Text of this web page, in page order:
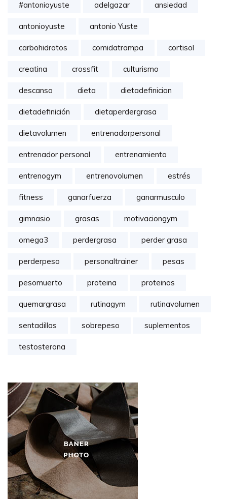
#antonioyuste adelgazar ansiedad
antonioyuste antonio Yuste
carbohidratos comidatrampa cortisol
creatina crossfit culturismo
descanso dieta dietadefinicion
dietadefinición dietaperdergrasa
dietavolumen entrenadorpersonal
entrenador personal entrenamiento
entrenogym entrenovolumen estrés
fitness ganarfuerza ganarmusculo
gimnasio grasas motivaciongym
omega3 perdergrasa perder grasa
perderpeso personaltrainer pesas
pesomuerto proteina proteinas
quemargrasa rutinagym rutinavolumen
sentadillas sobrepeso suplementos
testosterona